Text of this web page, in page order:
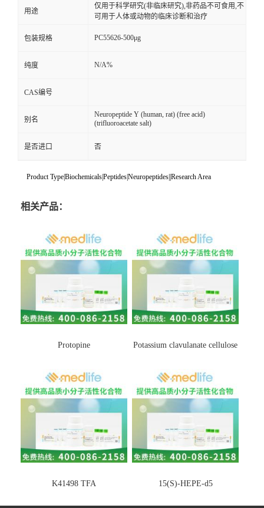
用途
仅用于科学研究(非临床研究),非药品不可食用,不
可用于人体或动物的临床诊断和治疗
包装规格 PC55626-500μg
纯度 N/A%
CAS编号
别名
Neuropeptide Y (human, rat) (free acid)
(trifluoroacetate salt)
是否进口 否
Product Type|Biochemicals|Peptides|Neuropeptides||Research Area
相关产品：
Protopine Potassium clavulanate cellulose
K41498 TFA 15(S)-HEPE-d5